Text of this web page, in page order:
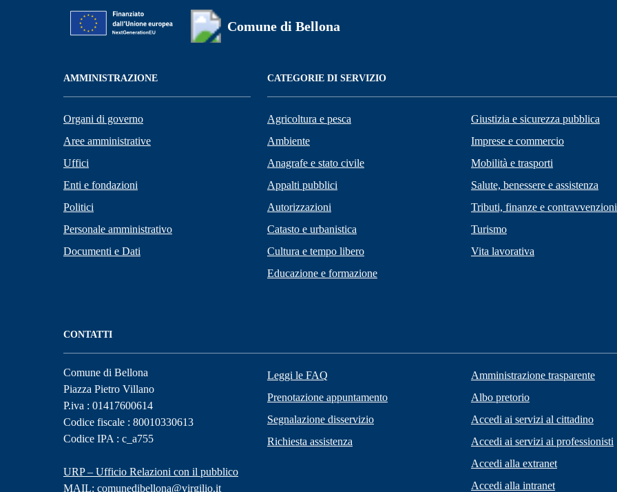
Comune di Bellona
AMMINISTRAZIONE
Organi di governo
Aree amministrative
Uffici
Enti e fondazioni
Politici
Personale amministrativo
Documenti e Dati
CATEGORIE DI SERVIZIO
Agricoltura e pesca
Ambiente
Anagrafe e stato civile
Appalti pubblici
Autorizzazioni
Catasto e urbanistica
Cultura e tempo libero
Educazione e formazione
Giustizia e sicurezza pubblica
Imprese e commercio
Mobilità e trasporti
Salute, benessere e assistenza
Tributi, finanze e contravvenzioni
Turismo
Vita lavorativa
CONTATTI
Comune di Bellona
Piazza Pietro Villano
P.iva : 01417600614
Codice fiscale : 80010330613
Codice IPA : c_a755
URP – Ufficio Relazioni con il pubblico
MAIL: comunedibellona@virgilio.it
Leggi le FAQ
Prenotazione appuntamento
Segnalazione disservizio
Richiesta assistenza
Amministrazione trasparente
Albo pretorio
Accedi ai servizi al cittadino
Accedi ai servizi ai professionisti
Accedi alla extranet
Accedi alla intranet